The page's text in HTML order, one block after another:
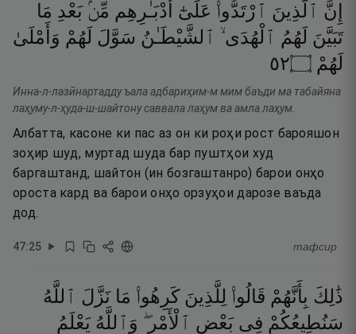
إِنَّ ٱلَّذِينَ ٱرْتَدُّوا۟ عَلَىٰٓ أَدْبَـٰرِهِم مِّنۢ بَعْدِ مَا
تَبَيَّنَ لَهُمُ ٱلْهُدَى ۙ ٱلشَّيْطَـٰنُ سَوَّلَ لَهُمْ وَأَمْلَىٰ
لَهُمْ ۝٢٥
Инна-л-лазӣнартадду ъала адбариҳим-м мим баъди ма табайяна
лаҳуму-л-ҳуда-ш-шайтону саввала лаҳум ва амла лаҳум.
Албатта, касоне ки пас аз он ки роҳи рост барояшон
зоҳир шуд, муртад шуда бар пуштҳои худ
баргаштанд, шайтон (ин бозгаштанро) барои онҳо
ороста кард ва барои онҳо орзуҳои дарозе ваъда
дод.
47:25 тафсир
ذَٰلِكَ بِأَنَّهُمْ قَالُوا۟ لِلَّذِينَ كَرِهُوا۟ مَا نَزَّلَ ٱللَّهُ
سَنُطِيعُكُمْ فِى بَعْضِ ٱلْأَمْرِ ۖ وَٱللَّهُ يَعْلَمُ